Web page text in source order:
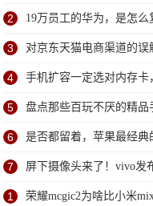
2 19万员工的华为，是怎么
3 对京东天猫电商渠道的
同
4 手机扩容一定选对内存卡
5 盘点那些百玩不厌的精品
6 是否都留着，苹果最经典
7 屏下摄像头来了！vivo发
1 荣耀mcgic2为啥比小米